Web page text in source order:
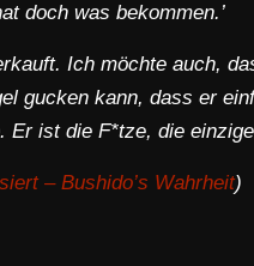
doch was bekommen.’
Ich möchte auch,
gucken kann, dass er
Er ist die F*tze, die
– Bushido’s Wahrheit)